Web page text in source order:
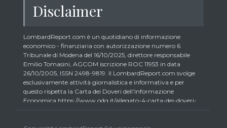
Disclaimer
LombardReport.com è un quotidiano di informazione
economico - finanziaria con autorizzazione numero 6
Tribunale di Modena del 16/10/2025, direttore responsabile
Emilio Tomasini, AGCOM iscrizione ROC 11953 in data
26/10/2005, ISSN 2498-9819. Il LombardReport.com svolge
esclusivamente attività giornalistica e informativa e per
questo rispetta la Carta dei Doveri dell’Informazione
Economica https://www.odg.it/allegato-4-carta-dei-doveri-